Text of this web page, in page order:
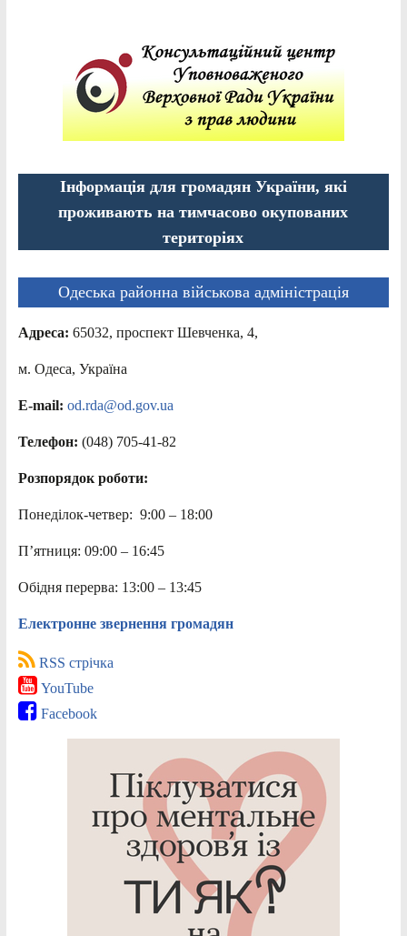
Інформація для громадян України, які
проживають на тимчасово окупованих
територіях
Одеська районна військова адміністрація
Адреса: 65032, проспект Шевченка, 4,
м. Одеса, Україна
E-mail: od.rda@od.gov.ua
Телефон: (048) 705-41-82
Розпорядок роботи:
Понеділок-четвер: 9:00 – 18:00
П’ятниця: 09:00 – 16:45
Обідня перерва: 13:00 – 13:45
Електронне звернення громадян
RSS стрічка
YouTube
Facebook